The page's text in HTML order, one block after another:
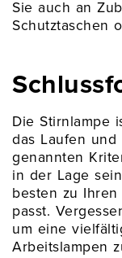
Sie auch an
Schutztaschen
Die Stirnlampe
das Laufen
genannten
in der Lage
besten zu
passt.
um eine
Arbeitslampen